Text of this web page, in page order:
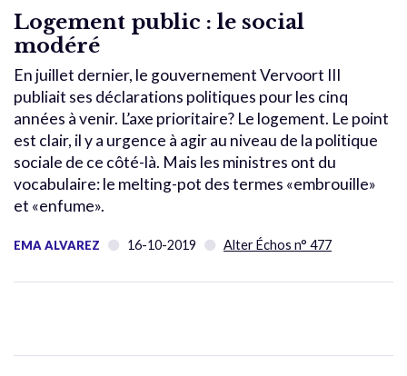
Logement public : le social
modéré
En juillet dernier, le gouvernement Vervoort III
publiait ses déclarations politiques pour les cinq
années à venir. L’axe prioritaire? Le logement. Le point
est clair, il y a urgence à agir au niveau de la politique
sociale de ce côté-là. Mais les ministres ont du
vocabulaire: le melting-pot des termes «embrouille»
et «enfume».
EMA ALVAREZ 16-10-2019 Alter Échos n° 477